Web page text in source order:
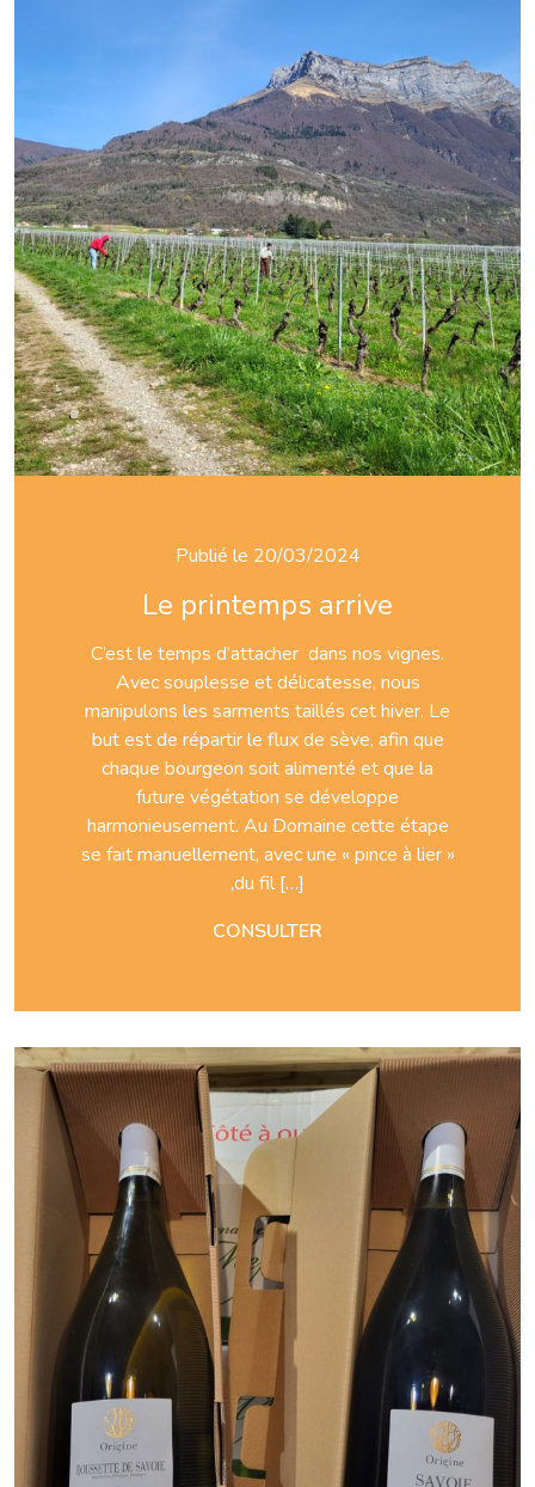
Publié le 20/03/2024
Le printemps arrive
C’est le temps d’attacher dans nos vignes.
Avec souplesse et délicatesse, nous
manipulons les sarments taillés cet hiver. Le
but est de répartir le flux de sève, afin que
chaque bourgeon soit alimenté et que la
future végétation se développe
harmonieusement. Au Domaine cette étape
se fait manuellement, avec une « pince à lier »
,du fil […]
CONSULTER